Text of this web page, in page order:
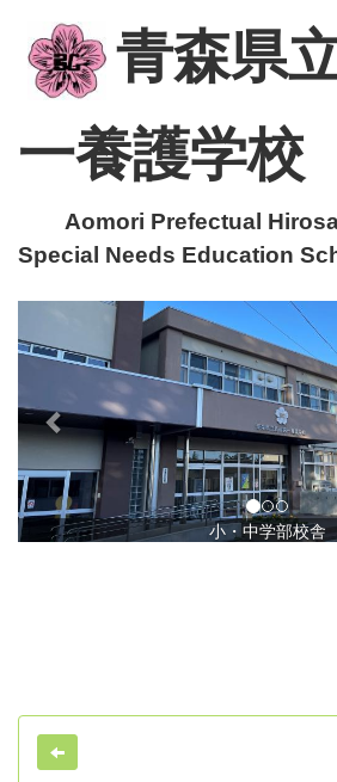
青森県
一養護学校
Aomori Prefectual
Special Needs Education
小・中学部校舎
r
v
i
o
u
s